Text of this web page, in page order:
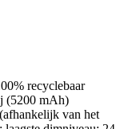
recyclebaar
(5200 mAh)
van het